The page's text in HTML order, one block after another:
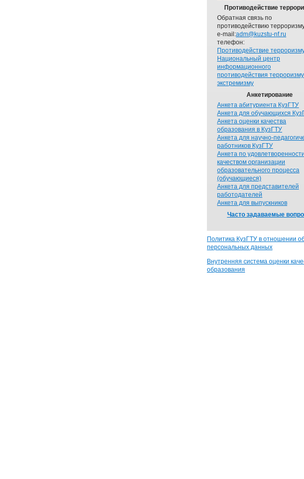
Противодействие
Обратная связь по
противодействию
e-mail:adm@kuzstu-nf.ru
телефон:
Противодействие
Национальный центр
информационного
противодействия
экстремизму
Анкетирование
Анкета абитуриента КузГТУ
Анкета для обучающихся
Анкета оценки качества
образования в КузГТУ
Анкета для научно-
работников КузГТУ
Анкета по
качеством организации
образовательного процесса
(обучающиеся)
Анкета для представителей
работодателей
Анкета для выпускников
Часто задаваемые
Политика КузГТУ в отношении
персональных данных
Внутренняя система оценки
образования